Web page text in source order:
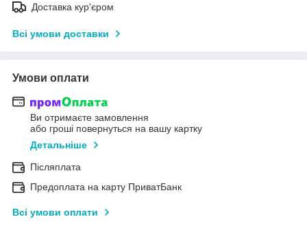
Доставка кур'єром
Всі умови доставки
Умови оплати
Ви отримаєте замовлення
або гроші повернуться на вашу картку
Детальніше
Післяплата
Предоплата на карту ПриватБанк
Всі умови оплати